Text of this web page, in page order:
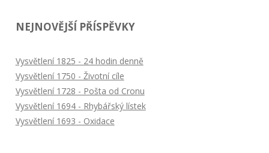
NEJNOVĚJŠÍ PŘÍSPĚVKY
Vysvětlení 1825 - 24 hodin denně
Vysvětlení 1750 - Životní cíle
Vysvětlení 1728 - Pošta od Cronu
Vysvětlení 1694 - Rhybářský lístek
Vysvětlení 1693 - Oxidace